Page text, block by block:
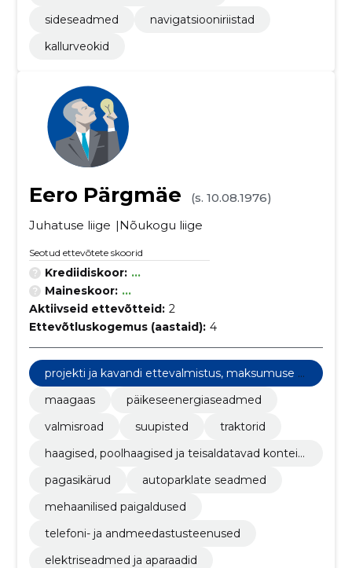
sideseadmed
navigatsiooniriistad
kallurveokid
Eero Pärgmäe
(s. 10.08.1976)
Juhatuse liige
Nõukogu liige
Seotud ettevõtete skoorid
Krediidiskoor: ...
Maineskoor: ...
Aktiivseid ettevõtteid: 2
Ettevõtluskogemus (aastaid): 4
projekti ja kavandi ettevalmistus, maksumuse hi
ndamine
maagaas
päikeseenergiaseadmed
valmisroad
suupisted
traktorid
haagised, poolhaagised ja teisaldatavad kontein
pagasikärud
autoparklate seadmed
mehaanilised paigaldused
telefoni- ja andmeedastusteenused
elektriseadmed ja aparaadid